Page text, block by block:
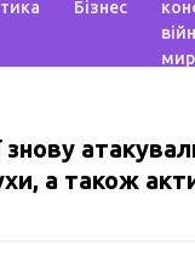
Бізнес
мир
а також